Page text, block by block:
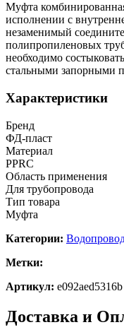
Муфта
исполнении с
незаменимый
полипропиленовых
необходимо
стальными запорными
Характеристики
Бренд
ФД-пласт
Материал
PPRC
Область применения
Для трубопровода
Тип товара
Муфта
Категории:
Метки:
Артикул: e092aed5316b
Доставка и